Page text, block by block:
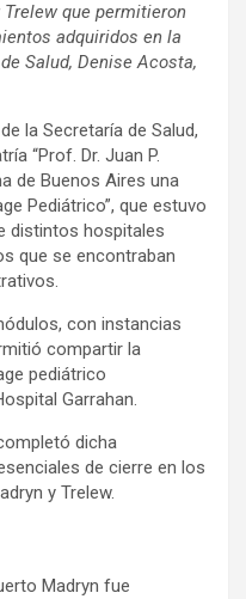
que permitieron
adquiridos en la
Salud, Denise Acosta,
la Secretaría de Salud,
“Prof. Dr. Juan P.
de Buenos Aires una
Pediátrico”, que estuvo
distintos hospitales
que se encontraban
con instancias
compartir la
pediátrico
Garrahan.
dicha
de cierre en los
y Trelew.
Madryn fue